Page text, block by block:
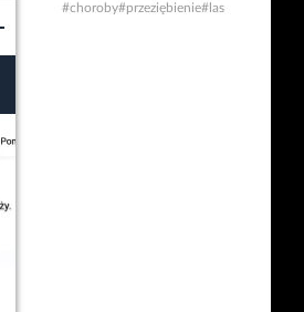
#choroby#przeziębienie#las